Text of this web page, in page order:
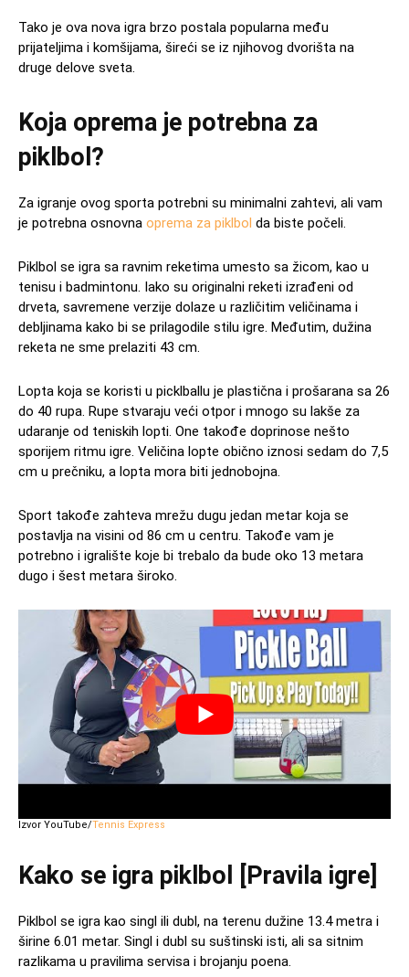
Tako je ova nova igra brzo postala popularna među
prijateljima i komšijama, šireći se iz njihovog dvorišta na
druge delove sveta.
Koja oprema je potrebna za
piklbol?
Za igranje ovog sporta potrebni su minimalni zahtevi, ali vam
je potrebna osnovna oprema za piklbol da biste počeli.
Piklbol se igra sa ravnim reketima umesto sa žicom, kao u
tenisu i badmintonu. Iako su originalni reketi izrađeni od
drveta, savremene verzije dolaze u različitim veličinama i
debljinama kako bi se prilagodile stilu igre. Međutim, dužina
reketa ne sme prelaziti 43 cm.
Lopta koja se koristi u picklballu je plastična i prošarana sa 26
do 40 rupa. Rupe stvaraju veći otpor i mnogo su lakše za
udaranje od teniskih lopti. One takođe doprinose nešto
sporijem ritmu igre. Veličina lopte obično iznosi sedam do 7,5
cm u prečniku, a lopta mora biti jednobojna.
Sport takođe zahteva mrežu dugu jedan metar koja se
postavlja na visini od 86 cm u centru. Takođe vam je
potrebno i igralište koje bi trebalo da bude oko 13 metara
dugo i šest metara široko.
Izvor YouTube/Tennis Express
Kako se igra piklbol [Pravila igre]
Piklbol se igra kao singl ili dubl, na terenu dužine 13.4 metra i
širine 6.01 metar. Singl i dubl su suštinski isti, ali sa sitnim
razlikama u pravilima servisa i brojanju poena.